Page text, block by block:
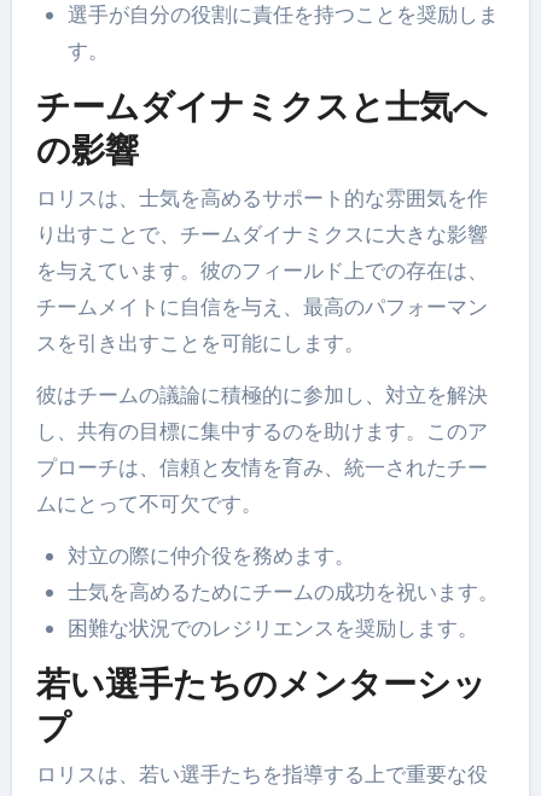
選手が自分の役割に責任を持つことを奨励しま
す。
チームダイナミクスと士気へ
の影響
ロリスは、士気を高めるサポート的な雰囲気を作
り出すことで、チームダイナミクスに大きな影響
を与えています。彼のフィールド上での存在は、
チームメイトに自信を与え、最高のパフォーマン
スを引き出すことを可能にします。
彼はチームの議論に積極的に参加し、対立を解決
し、共有の目標に集中するのを助けます。このア
プローチは、信頼と友情を育み、統一されたチー
ムにとって不可欠です。
対立の際に仲介役を務めます。
士気を高めるためにチームの成功を祝います。
困難な状況でのレジリエンスを奨励します。
若い選手たちのメンターシッ
プ
ロリスは、若い選手たちを指導する上で重要な役